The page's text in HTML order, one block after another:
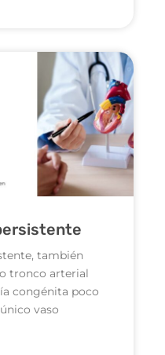
también
tronco arterial
congénita poco
vaso